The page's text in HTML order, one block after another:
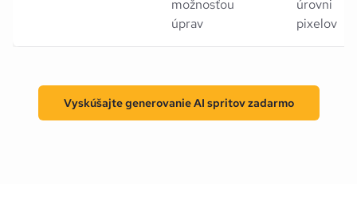
možnosťou
úprav
úrovni
pixelov
Vyskúšajte generovanie AI spritov zadarmo